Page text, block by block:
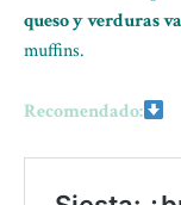
queso y verduras
muffins.
Recomendado: